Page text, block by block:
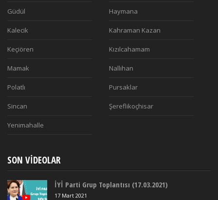
Güdül Haymana
Kalecik Kahraman Kazan
Keçiören Kızılcahamam
Mamak Nallıhan
Polatlı Pursaklar
Sincan Şereflikoçhisar
Yenimahalle
SON VIDEOLAR
İYİ Parti Grup Toplantısı (17.03.2021)
17 Mart 2021